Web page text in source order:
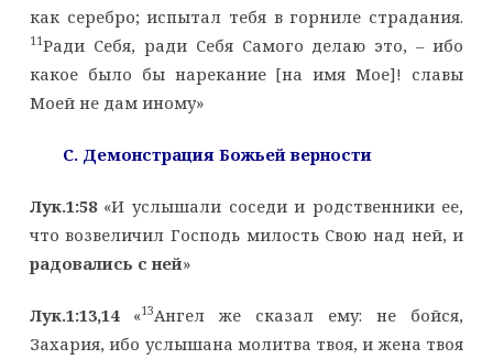
как серебро; испытал тебя в горниле страдания.
11Ради Себя, ради Себя Самого делаю это, – ибо
какое было бы нарекание [на имя Мое]! славы
Моей не дам иному»
C. Демонстрация Божьей верности
Лук.1:58«И услышали соседи и родственники ее,
что возвеличил Господь милость Свою над ней, и
радовались с ней»
Лук.1:13,14«13Ангел же сказал ему: не бойся,
Захария, ибо услышана молитва твоя, и жена твоя